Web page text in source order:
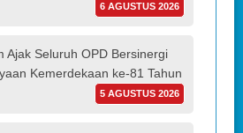
6 AGUSTUS 2026
Ajak Seluruh OPD Bersinergi
Kemerdekaan ke-81 Tahun
5 AGUSTUS 2026